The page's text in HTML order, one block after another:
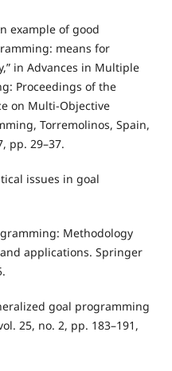
example of good
means for
in Advances in Multiple
Proceedings of the
on Multi-Objective
Torremolinos, Spain,
pp. 29–37.
issues in goal
Methodology
applications. Springer
goal programming
25, no. 2, pp. 183–191,